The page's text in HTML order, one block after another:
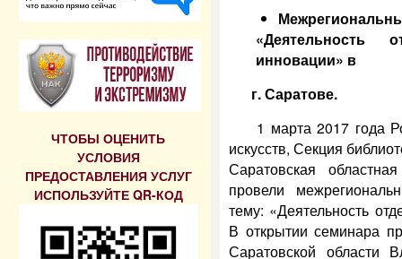
ЧТОБЫ ОЦЕНИТЬ
УСЛОВИЯ
ПРЕДОСТАВЛЕНИЯ УСЛУГ
ИСПОЛЬЗУЙТЕ QR-КОД
«Деятельность
инновации» в
г. Саратове.
1 марта 2017 года
искусств, Секция
Саратовская
провели
тему: «Деятельность
В открытии семинара
Саратовской области